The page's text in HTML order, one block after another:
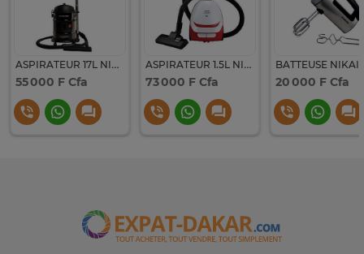
ASPIRATEUR 17L NIKAI PLASTIQUE
55 000 F Cfa
ASPIRATEUR 1.5L NIKAI PLASTIQUE NVC2302A1 ROUGE /BLANC
73 000 F Cfa
BATTEUSE NIKAI
20 000 F Cfa